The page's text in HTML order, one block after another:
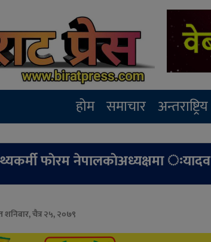
होम समाचार अन्तराष्ट्रिय
फाेरम नेपालकाेअध्यक्षमा ःयादव
शनिबार, चैत्र २५, २०७९